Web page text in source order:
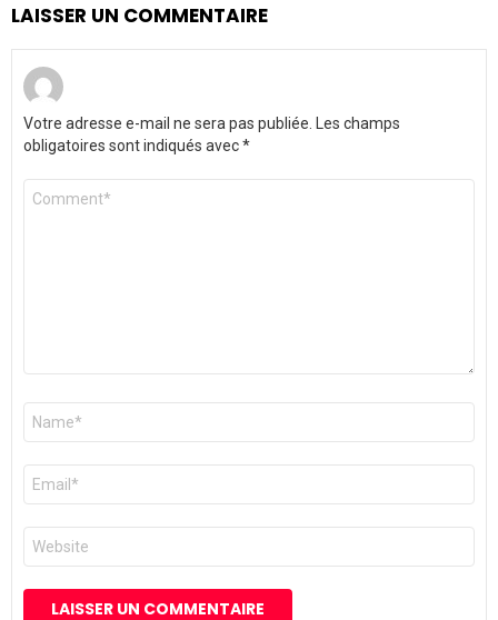
LAISSER UN COMMENTAIRE
Votre adresse e-mail ne sera pas publiée.
Les champs
obligatoires sont indiqués avec*
Commentaire
Nom
E-
mail
*
Site
web